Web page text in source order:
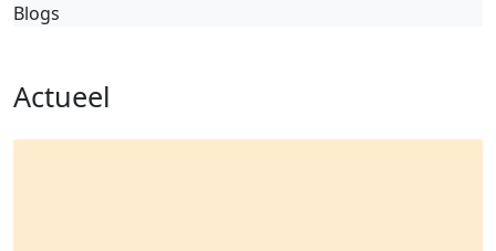
Blogs
Actueel